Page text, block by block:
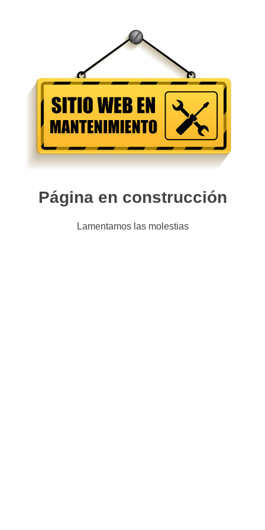
Página en construcción
Lamentamos las molestias